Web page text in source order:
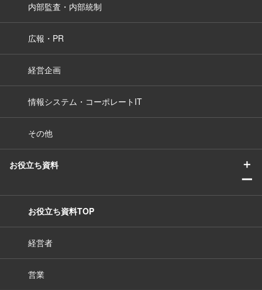
内部監査・内部統制
広報・PR
経営企画
情報システム・コーポレートIT
その他
お役立ち資料
＋
ー
お役立ち資料TOP
経営者
営業